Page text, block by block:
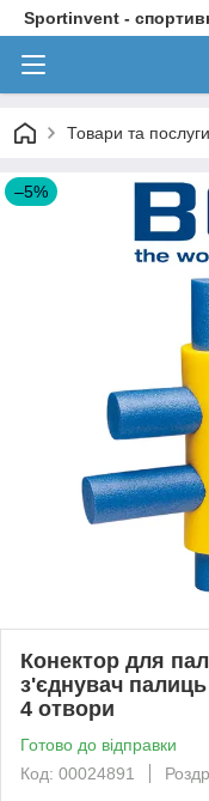
Sportinvent -
Товари та послуги
–5%
Конектор для
з'єднувач
4 отвори
Готово до відправки
Код: 00024891